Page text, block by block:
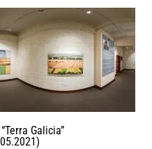
Galicia”